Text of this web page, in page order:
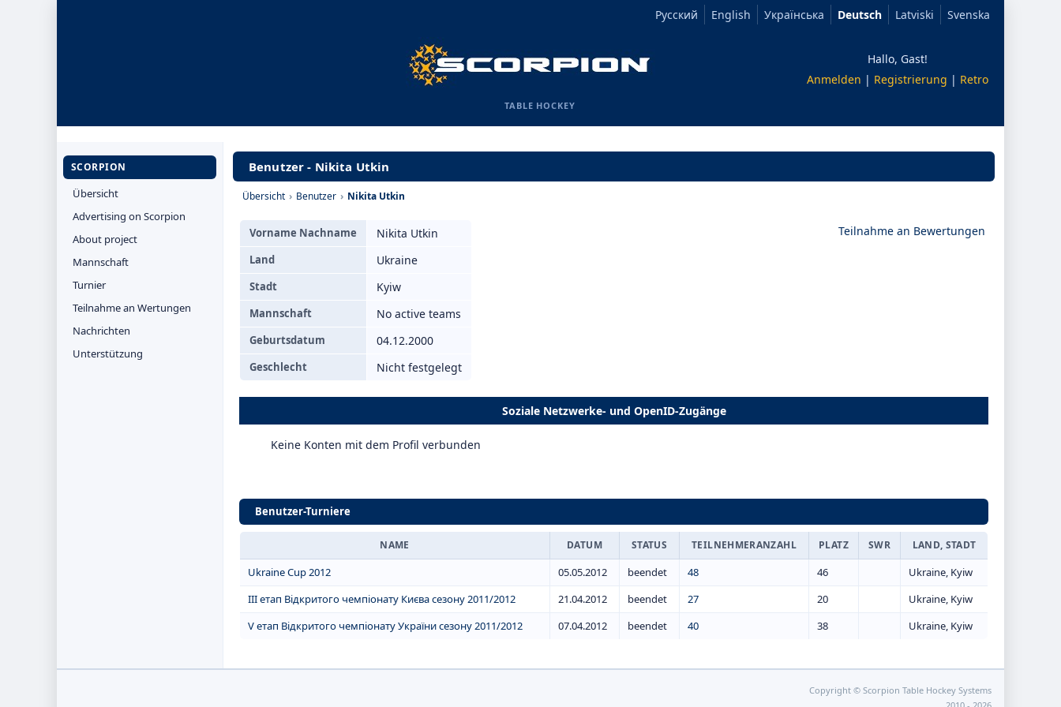
Русский English Українська Deutsch Latviski Svenska
Hallo, Gast!
Anmelden | Registrierung | Retro
TABLE HOCKEY
SCORPION
Übersicht
Advertising on Scorpion
About project
Mannschaft
Turnier
Teilnahme an Wertungen
Nachrichten
Unterstützung
Benutzer - Nikita Utkin
Übersicht › Benutzer › Nikita Utkin
Teilnahme an Bewertungen
Vorname Nachname Nikita Utkin
Land Ukraine
Stadt Kyiw
Mannschaft No active teams
Geburtsdatum 04.12.2000
Geschlecht Nicht festgelegt
Soziale Netzwerke- und OpenID-Zugänge
Keine Konten mit dem Profil verbunden
Benutzer-Turniere
NAME DATUM STATUS TEILNEHMERANZAHL PLATZ SWR LAND, STADT
Ukraine Cup 2012 05.05.2012 beendet 48 46
Ukraine, Kyiw
III етап Відкритого чемпіонату Києва сезону 2011/2012
21.04.2012 beendet 27 20
Ukraine, Kyiw
V етап Відкритого чемпіонату України сезону 2011/2012
07.04.2012 beendet 40 38 Ukraine, Kyiw
Copyright © Scorpion Table Hockey Systems